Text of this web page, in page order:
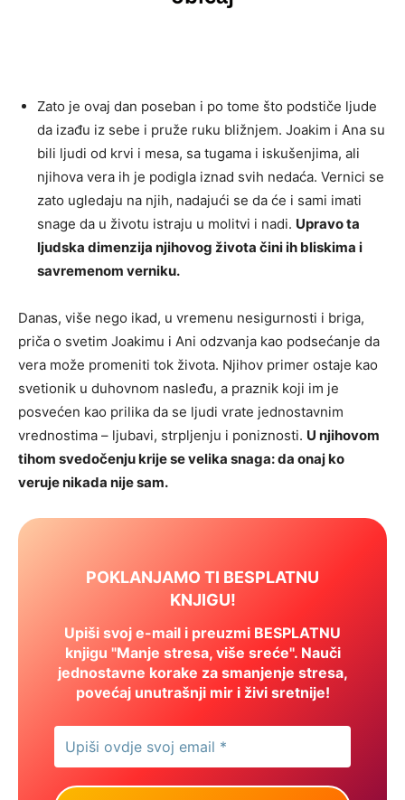
Zato je ovaj dan poseban i po tome što podstiče ljude
da izađu iz sebe i pruže ruku bližnjem. Joakim i Ana su
bili ljudi od krvi i mesa, sa tugama i iskušenjima, ali
njihova vera ih je podigla iznad svih nedaća. Vernici se
zato ugledaju na njih, nadajući se da će i sami imati
snage da u životu istraju u molitvi i nadi. Upravo ta
ljudska dimenzija njihovog života čini ih bliskima i
savremenom verniku.
Danas, više nego ikad, u vremenu nesigurnosti i briga,
priča o svetim Joakimu i Ani odzvanja kao podsećanje da
vera može promeniti tok života. Njihov primer ostaje kao
svetionik u duhovnom nasleđu, a praznik koji im je
posvećen kao prilika da se ljudi vrate jednostavnim
vrednostima – ljubavi, strpljenju i poniznosti. U njihovom
tihom svedočenju krije se velika snaga: da onaj ko
veruje nikada nije sam.
POKLANJAMO TI BESPLATNU
KNJIGU!
Upiši svoj e-mail i preuzmi BESPLATNU
knjigu "Manje stresa, više sreće". Nauči
jednostavne korake za smanjenje stresa,
povećaj unutrašnji mir i živi sretnije!